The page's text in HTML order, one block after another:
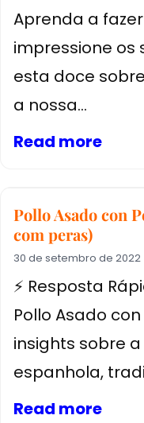
Aprenda a
impressione os
esta doce
a nossa...
Read more
Pollo Asado con
com peras)
30 de setembro de 2022
⚡ Resposta
Pollo Asado
insights sobre
espanhola,
Read more